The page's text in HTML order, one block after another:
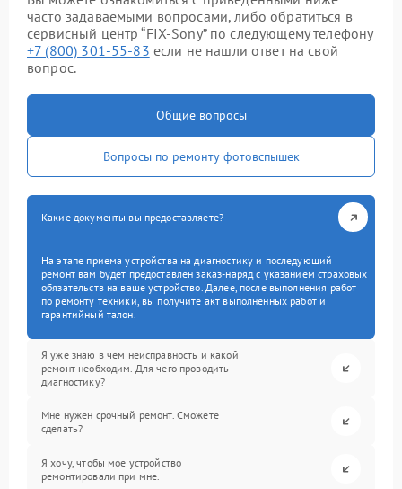
часто задаваемыми вопросами, либо обратиться в
сервисный центр “FIX-Sony” по следующему телефону
+7 (800) 301-55-83 если не нашли ответ на свой
вопрос.
Общие вопросы
Вопросы по ремонту фотовспышек
Какие документы вы предоставляете?
На этапе приема устройства на диагностику и последующий
ремонт вам будет предоставлен заказ-наряд с указанием страховых
обязательств на ваше устройство. Далее, после выполнения работ
по ремонту техники, вы получите акт выполненных работ и
гарантийный талон.
Я уже знаю в чем неисправность и какой
ремонт необходим. Для чего проводить
диагностику?
Мне нужен срочный ремонт. Сможете
сделать?
Я хочу, чтобы мое устройство
ремонтировали при мне.